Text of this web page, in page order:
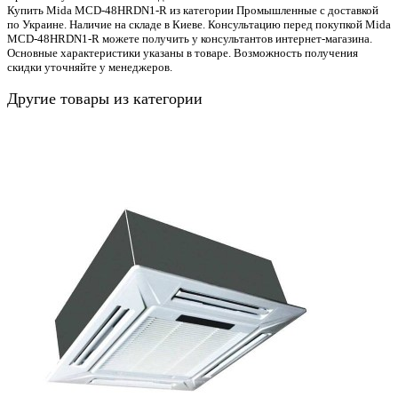
Купить Mida MCD-48HRDN1-R из категории Промышленные с доставкой
по Украине. Наличие на складе в Киеве. Консультацию перед покупкой Mida
MCD-48HRDN1-R можете получить у консультантов интернет-магазина.
Основные характеристики указаны в товаре. Возможность получения
скидки уточняйте у менеджеров.
Другие товары из категории